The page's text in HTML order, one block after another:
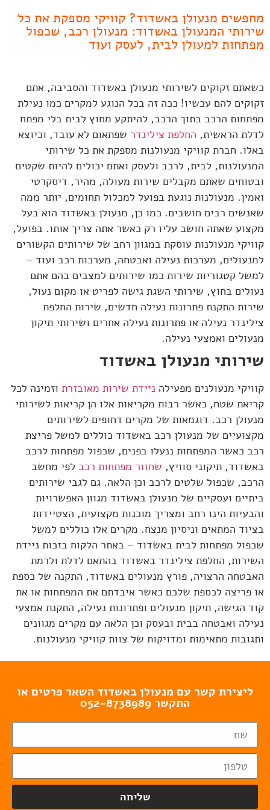
מחפשים מנעולן באשדוד? קוויקי מספקת את כל
שירותי המנעולן באשדוד: מנעולן רכב, שכפול
מפתחות למעולן לבית, לעסק ועוד
כשאתם זקוקים לשירותי מנעולן באשדוד והסביבה, אתם
זקוקים להם עכשיו! ככה זה בכל הנוגע למקרים כמו נעילת
מפתחות הרכב בתוך הרכב, להיתקע מחוץ לבית בלי מפתח
לדלת הראשית, החלפת צילינדר שפתאום לא עובד, וכיוצא
באלו. חברת קוויקי מנעולנות מספקת את כל שירותי
המנעולנות, לבית, לרכב ולעסק ואתם יכולים להיות שקטים
ובטוחים שאתם מקבלים שירות מעולה, מהיר, דיסקרטי
ואמין. מנעולנות נוגעת בפועל למכלול תחומים, יותר ממה
שאנשים רבים חושבים. כמו כן, מנעולן באשדוד הוא בעל
מקצוע שאתה חושב עליו רק כאשר אתה צריך אותו. בפועל,
קוויקי מנעולנות עוסקת במגוון רחב של שירותים הקשורים
למנעולים, מערכות נעילה ואבטחה, מערכות רכב ועוד –
למשל קטגוריות שירות כמו שירותים למצבים בהם אתם
נעולים בחוץ, שירותי השגת גישה לפריט או מקום נעול,
שירות התקנת פתרונות נעילה חדשים, שירות החלפת
צילינדר נעילה או פתרונות נעילה אחרים ושירותי תיקון
מנעולים ואמצעי נעילה.
שירותי מנעולן באשדוד
קוויקי מנעולנים מפעילה ניידת שירות מאובזרת וזמינה לכל
קריאת שטח, כאשר רבות מקריאות אלו הן קריאות לשירותי
מנעולן רכב. דוגמאות של מקרים דחופים לשירותים
מקצועיים של מנעולן רכב באשדוד כוללים למשל פריצת
רכב כאשר המפתחות ננעלו בפנים, שכפול מפתחות לרכב
באשדוד, תיקוני סוויץ, שחזור מפתחות רכב לפי מחשב
הרכב, שכפול שלטים לרכב וכן הלאה. גם לגבי שירותים
ביתיים ועסקיים של מנעולן באשדוד מגוון האפשרויות
והבעיות הינו רחב ומצריך מוכנות מקצועית, הצטיידות
בציוד המתאים וניסיון מנצח. מקרים אלו כוללים למשל
שכפול מפתחות לבית באשדוד – באתר הלקוח בזכות ניידת
השירות, החלפת צילינדר באשדוד בהתאם לדלת ולרמת
האבטחה הרצויה, פורץ מנעולים באשדוד, התקנה של כספת
או פריצה לכספת שלכם כאשר איבדתם את המפתחות או את
קוד הגישה, תיקון מנעולים ופתרונות נעילה, התקנת אמצעי
נעילה ואבטחה בבית ובעסק וכן הלאה עם מקרים מגוונים
ותגובות מתאימות ומדויקות של צוות קוויקי מנעולנות.
ליצירת קשר עם מנעולן באשדוד השאר פרטים או
התקשר 052-8738989
שליחה